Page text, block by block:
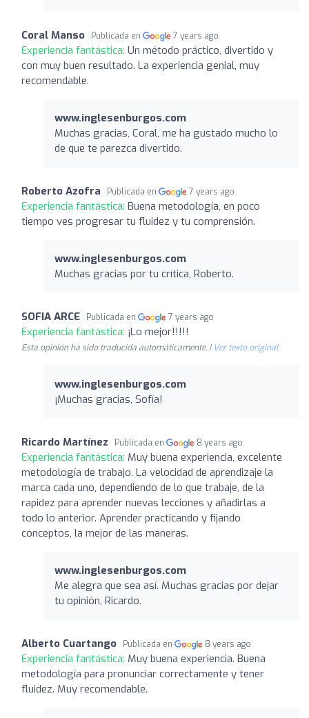
Coral Manso Publicada en 7 years ago
Experiencia fantástica: Un método práctico, divertido y
con muy buen resultado. La experiencia genial, muy
recomendable.
www.inglesenburgos.com
Muchas gracias, Coral, me ha gustado mucho lo
de que te parezca divertido.
Roberto Azofra Publicada en 7 years ago
Experiencia fantástica: Buena metodología, en poco
tiempo ves progresar tu fluidez y tu comprensión.
www.inglesenburgos.com
Muchas gracias por tu crítica, Roberto.
SOFIA ARCE Publicada en 7 years ago
Experiencia fantástica: ¡Lo mejor!!!!!
Esta opinión ha sido traducida automáticamente. | Ver texto original
www.inglesenburgos.com
¡Muchas gracias, Sofía!
Ricardo Martínez Publicada en 8 years ago
Experiencia fantástica: Muy buena experiencia, excelente
metodología de trabajo. La velocidad de aprendizaje la
marca cada uno, dependiendo de lo que trabaje, de la
rapidez para aprender nuevas lecciones y añadirlas a
todo lo anterior. Aprender practicando y fijando
conceptos, la mejor de las maneras.
www.inglesenburgos.com
Me alegra que sea así. Muchas gracias por dejar
tu opinión, Ricardo.
Alberto Cuartango Publicada en 8 years ago
Experiencia fantástica: Muy buena experiencia. Buena
metodología para pronunciar correctamente y tener
fluidez. Muy recomendable.